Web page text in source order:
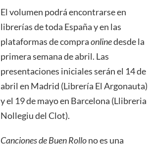
El volumen podrá encontrarse en
librerías de toda España y en las
plataformas de compraonlinedesde la
primera semana de abril. Las
presentaciones iniciales serán el 14 de
abril en Madrid (Librería El Argonauta)
y el 19 de mayo en Barcelona (Llibreria
Nollegiu del Clot).
Canciones de Buen Rollono es una